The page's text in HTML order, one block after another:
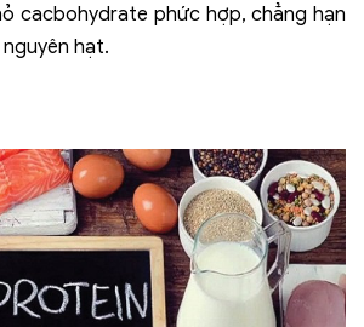
cacbohydrate phức hợp, chẳng hạn
hạt.